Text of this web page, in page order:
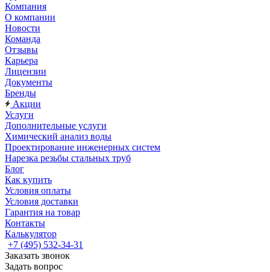
Компания
О компании
Новости
Команда
Отзывы
Карьера
Лицензии
Документы
Бренды
Акции
Услуги
Дополнительные услуги
Химический анализ воды
Проектирование инженерных систем
Нарезка резьбы стальных труб
Блог
Как купить
Условия оплаты
Условия доставки
Гарантия на товар
Контакты
Калькулятор
+7 (495) 532‑34‑31
Заказать звонок
Задать вопрос